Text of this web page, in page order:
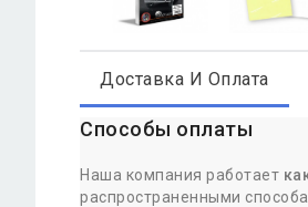
Доставка И Оплата
Способы оплаты
Наша компания работает
распространенными